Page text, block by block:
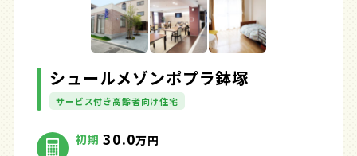
シュールメゾンポプラ鉢塚
サービス付き高齢者向け住宅
初期 30.0万円